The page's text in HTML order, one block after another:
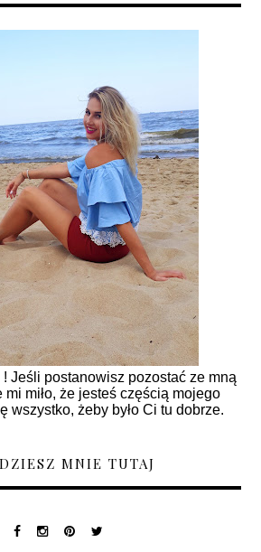
Jeśli postanowisz pozostać ze mną
mi miło, że jesteś częścią mojego
wszystko, żeby było Ci tu dobrze.
MNIE TUTAJ